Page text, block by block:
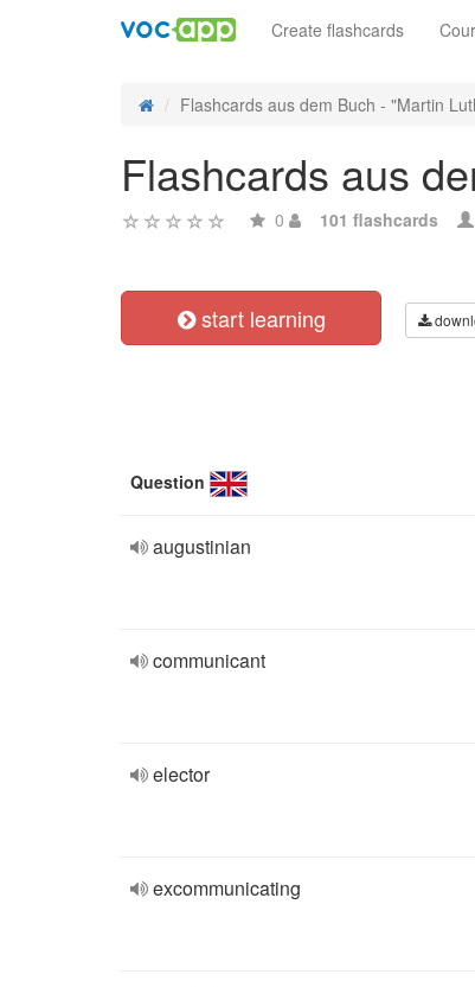
Create flashcards
Flashcards aus dem Buch - "Martin
Flashcards aus
0 101 flashcards
start learning
Question
augustinian
communicant
elector
excommunicating